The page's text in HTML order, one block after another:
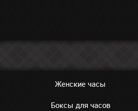
Женские часы
Боксы для часов